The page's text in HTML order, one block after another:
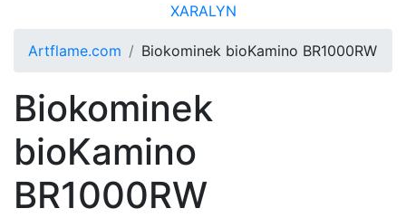
XARALYN
Artflame.com Biokominek bioKamino BR1000RW
Biokominek
bioKamino
BR1000RW